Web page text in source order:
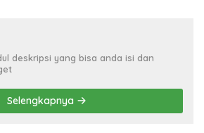
deskripsi yang bisa anda isi dan
Selengkapnya